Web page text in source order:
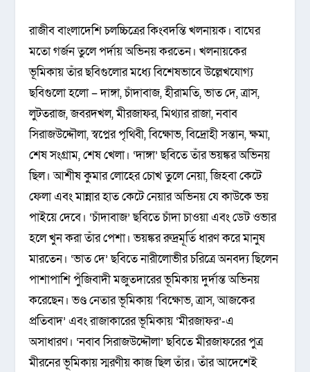
রাজীব বাংলাদেশি চলচ্চিত্রের কিংবদন্তি খলনায়ক। বাঘের
মতো গর্জন তুলে পর্দায় অভিনয় করতেন। খলনায়কের
ভূমিকায় তাঁর ছবিগুলোর মধ্যে বিশেষভাবে উল্লেখযোগ্য
ছবিগুলো হলো – দাঙ্গা, চাঁদাবাজ, হীরামতি, ভাত দে, ত্রাস,
লুটতরাজ, জবরদখল, মীরজাফর, মিথ্যার রাজা, নবাব
সিরাজউদ্দৌলা, স্বপ্নের পৃথিবী, বিক্ষোভ, বিদ্রোহী সন্তান, ক্ষমা,
শেষ সংগ্রাম, শেষ খেলা। ‘দাঙ্গা’ ছবিতে তাঁর ভয়ঙ্কর অভিনয়
ছিল। আশীষ কুমার লোহের চোখ তুলে নেয়া, জিহবা কেটে
ফেলা এবং মান্নার হাত কেটে নেয়ার অভিনয় যে কাউকে ভয়
পাইয়ে দেবে। ‘চাঁদাবাজ’ ছবিতে চাঁদা চাওয়া এবং ডেট ওভার
হলে খুন করা তাঁর পেশা। ভয়ঙ্কর রুদ্রমূর্তি ধারণ করে মানুষ
মারতেন। ‘ভাত দে’ ছবিতে নারীলোভীর চরিত্রে অনবদ্য ছিলেন
পাশাপাশি পুঁজিবাদী মজুতদারের ভূমিকায় দুর্দান্ত অভিনয়
করেছেন। ভণ্ড নেতার ভূমিকায় ‘বিক্ষোভ, ত্রাস, আজকের
প্রতিবাদ’ এবং রাজাকারের ভূমিকায় ‘মীরজাফর’-এ
অসাধারণ। ‘নবাব সিরাজউদ্দৌলা’ ছবিতে মীরজাফরের পুত্র
মীরনের ভূমিকায় স্মরণীয় কাজ ছিল তাঁর। তাঁর আদেশেই